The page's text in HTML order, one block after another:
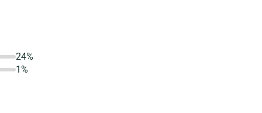
24%
1%